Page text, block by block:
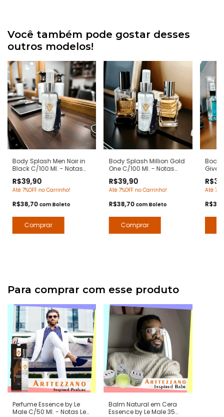
Você também pode gostar desses
outros modelos!
Body Splash Men Noir in
Black C/100 Ml. - Notas
Deo Colônia Desodorante
Corporal - Arte 1 Perfumes
R$39,90
Até 7%OFF no Carrinho!
R$38,70 comBoleto
Body Splash Million Gold
One C/100 Ml. - Notas
Rabanne - Deo Colônia
Desodorante Corporal -
R$39,90
Até 7%OFF no Carrinho!
R$38,70 comBoleto
Body
Give
Arte 1
Até
Para comprar com esse produto
Perfume Essence by Le
Male C/50 Ml. - Notas Le
Balm Natural em Cera
Essence by Le Male 35